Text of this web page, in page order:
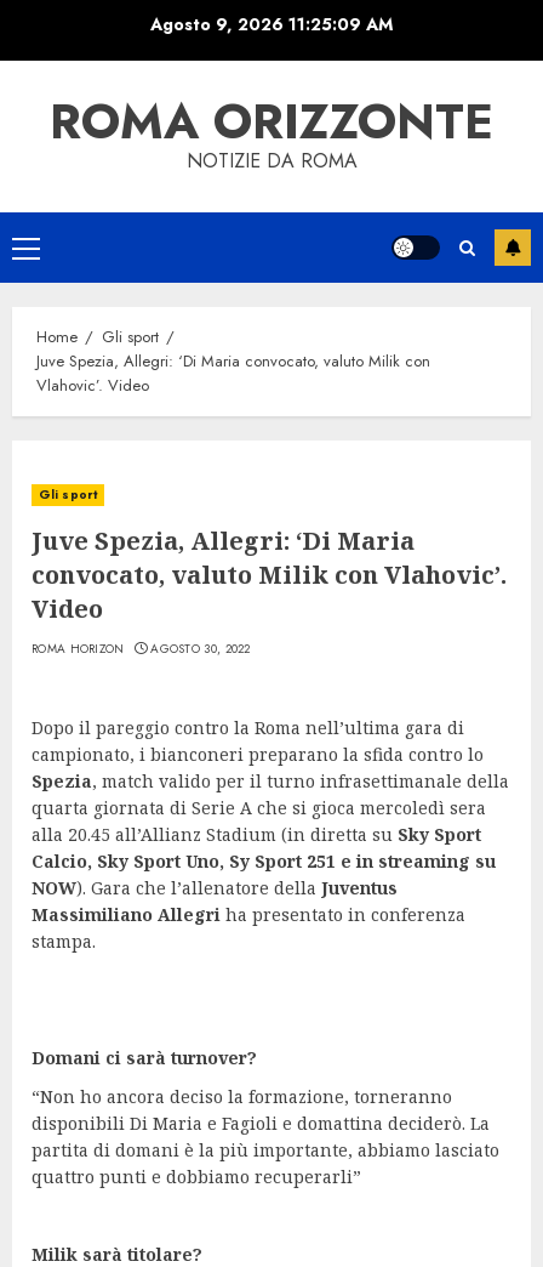
Agosto 9, 202611:25:10 AM
ROMA ORIZZONTE
NOTIZIE DA ROMA
Primary
Menu
Home
Gli sport
Juve Spezia, Allegri: ‘Di Maria convocato, valuto Milik con
Vlahovic’. Video
Gli sport
Juve Spezia, Allegri: ‘Di Maria
convocato, valuto Milik con Vlahovic’.
Video
ROMA HORIZON AGOSTO 30, 2022
Dopo il pareggio contro la Roma nell’ultima gara di
campionato, i bianconeri preparano la sfida contro lo
Spezia, match valido per il turno infrasettimanale della
quarta giornata di Serie A che si gioca mercoledì sera
alla 20.45 all’Allianz Stadium (in diretta su Sky Sport
Calcio, Sky Sport Uno, Sy Sport 251 e in streaming su
NOW). Gara che l’allenatore della Juventus
Massimiliano Allegri ha presentato in conferenza
stampa.
Domani ci sarà turnover?
“Non ho ancora deciso la formazione, torneranno
disponibili Di Maria e Fagioli e domattina deciderò. La
partita di domani è la più importante, abbiamo lasciato
quattro punti e dobbiamo recuperarli”
Milik sarà titolare?